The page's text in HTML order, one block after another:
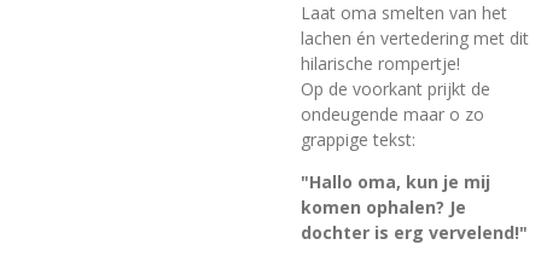
Laat oma smelten van het
lachen én vertedering met dit
hilarische rompertje!
Op de voorkant prijkt de
ondeugende maar o zo
grappige tekst:
"Hallo oma, kun je mij
komen ophalen? Je
dochter is erg vervelend!"